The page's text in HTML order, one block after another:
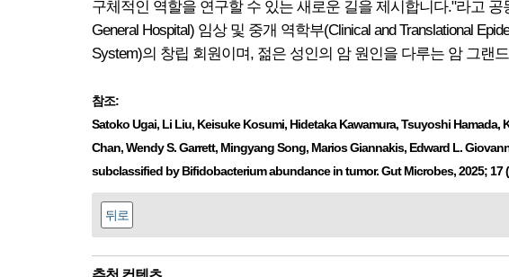
구체적인 역할을 연구할 수 있는 새로운 길을 제시합니다."라고
General Hospital) 임상 및 중개 역학부(Clinical and Translational
System)의 창립 회원이며, 젊은 성인의 암 원인을 다루는 암 그랜
참조:
Satoko Ugai, Li Liu, Keisuke Kosumi, Hidetaka Kawamura, Tsuyoshi
Chan, Wendy S. Garrett, Mingyang Song, Marios Giannakis, Edward L.
subclassified by Bifidobacterium abundance in tumor. Gut Microbes, 2025; 17
뒤로